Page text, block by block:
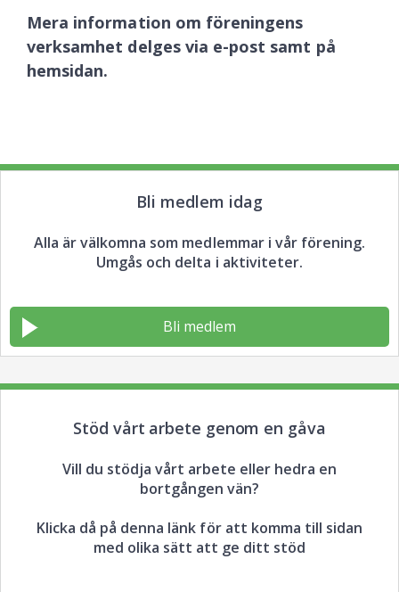
Mera information om föreningens
verksamhet delges via e-post samt på
hemsidan.
Bli medlem idag
Alla är välkomna som medlemmar i vår förening.
Umgås och delta i aktiviteter.
Bli medlem
Stöd vårt arbete genom en gåva
Vill du stödja vårt arbete eller hedra en
bortgången vän?
Klicka då på denna länk för att komma till sidan
med olika sätt att ge ditt stöd